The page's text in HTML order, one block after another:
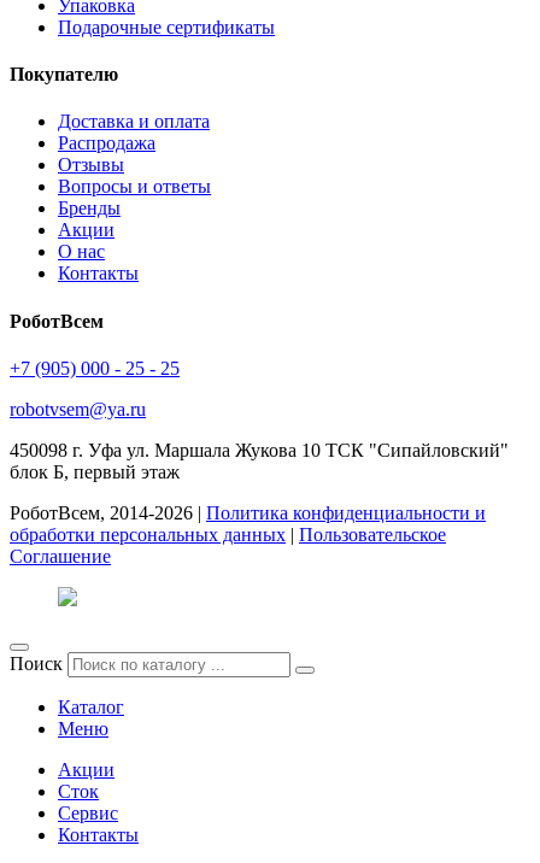
Упаковка
Подарочные сертификаты
Покупателю
Доставка и оплата
Распродажа
Отзывы
Вопросы и ответы
Бренды
Акции
О нас
Контакты
РоботВсем
+7 (905) 000 - 25 - 25
robotvsem@ya.ru
450098 г. Уфа ул. Маршала Жукова 10 ТСК "Сипайловский"
блок Б, первый этаж
РоботВсем, 2014-2026 | Политика конфиденциальности и
обработки персональных данных | Пользовательское
Соглашение
Поиск
Каталог
Меню
Акции
Сток
Сервис
Контакты